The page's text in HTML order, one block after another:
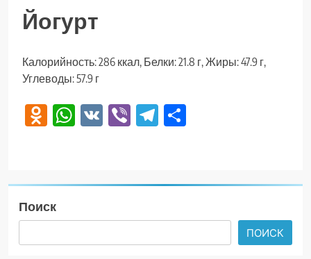
Йогурт
Калорийность: 286 ккал, Белки: 21.8 г, Жиры: 47.9 г,
Углеводы: 57.9 г
Odnoklassniki
WhatsApp
VK ViberTelegram
Поиск
ПОИСК